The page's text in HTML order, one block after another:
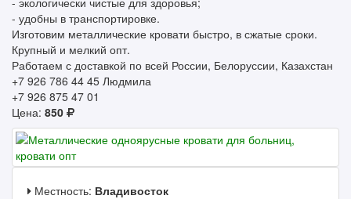
- удобны в транспортировке.
Изготовим металлические кровати быстро, в сжатые сроки.
Крупный и мелкий опт.
Работаем с доставкой по всей России, Белоруссии, Казахстан
+7 926 786 44 45 Людмила
+7 926 875 47 01
Цена: 850
Местность: Владивосток